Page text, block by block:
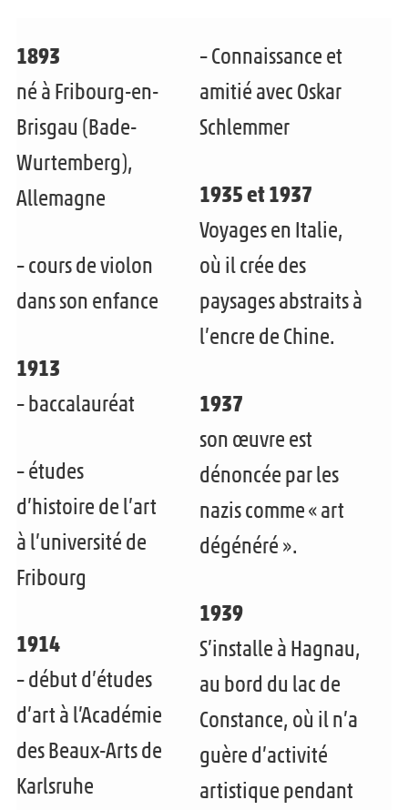
n
fe
1893
né à Fribourg-en-
Brisgau (Bade-
Wurtemberg),
Allemagne
– cours de violon
dans son enfance
1913
– baccalauréat
– études
d’histoire de l’art
à l’université de
Fribourg
1914
– début d’études
d’art à l’Académie
des Beaux-Arts de
Karlsruhe
– Connaissance et
amitié avec Oskar
Schlemmer
1935 et 1937
Voyages en Italie,
où il crée des
paysages abstraits à
l’encre de Chine.
1937
son œuvre est
dénoncée par les
nazis comme « art
dégénéré ».
1939
S’installe à Hagnau,
au bord du lac de
Constance, où il n’a
guère d’activité
artistique pendant